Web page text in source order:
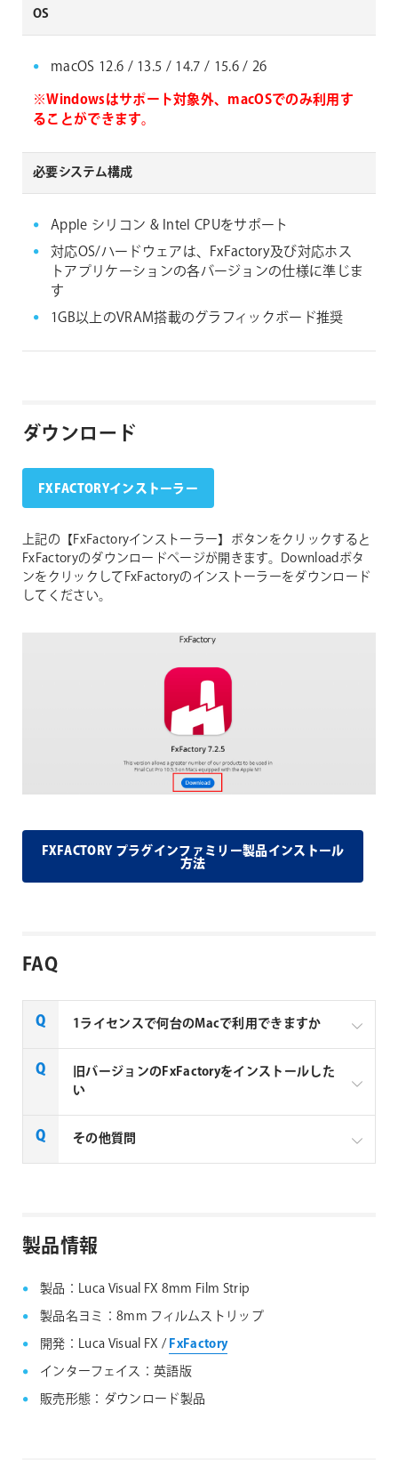
OS
macOS 12.6 / 13.5 / 14.7 / 15.6 / 26
※Windowsはサポート対象外、macOSでのみ利用す
ることができます。
必要システム構成
Apple シリコン & Intel CPUをサポート
対応OS/ハードウェアは、FxFactory及び対応ホス
トアプリケーションの各バージョンの仕様に準じま
す
1GB以上のVRAM搭載のグラフィックボード推奨
ダウンロード
FXFACTORYインストーラー
上記の【FxFactoryインストーラー】ボタンをクリックすると
FxFactoryのダウンロードページが開きます。Downloadボタ
ンをクリックしてFxFactoryのインストーラーをダウンロード
してください。
FXFACTORY プラグインファミリー製品インストール
方法
FAQ
1ライセンスで何台のMacで利用できますか
Noise Industries社製品、FxFactory プラグインファミ
リー製品は、1ライセンスにつき1台のMacでのみ使用
旧バージョンのFxFactoryをインストールした
い
FxFactory 旧バージョンインストーラーページよりご
FxFactory 旧バージョンインストーラー
その他質問
製品情報
製品：Luca Visual FX 8mm Film Strip
製品名ヨミ：8mm フィルムストリップ
開発：Luca Visual FX /FxFactory
インターフェイス：英語版
販売形態：ダウンロード製品